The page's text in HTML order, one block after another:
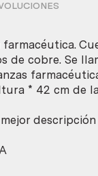
farmacia.
1930-
1940.
cantidad
de cobre. Se
* 42 cm de